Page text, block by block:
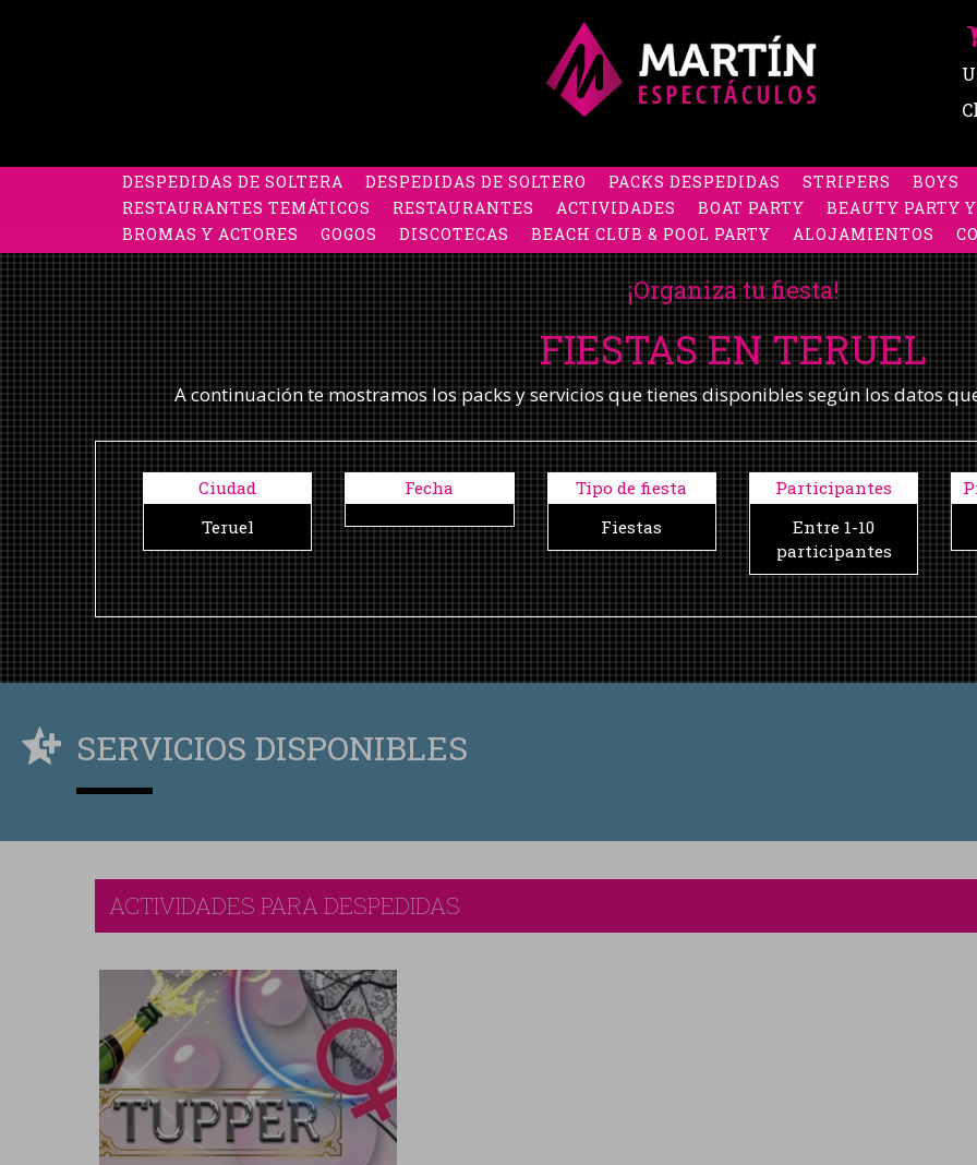
DESPEDIDAS DE SOLTERA DESPEDIDAS DE SOLTERO PACKS DESPEDIDAS STRIPERS BOYS
RESTAURANTES TEMÁTICOS
RESTAURANTES ACTIVIDADES BOAT PARTY BEAUTY PARTY
BROMAS Y ACTORES
GOGOS DISCOTECAS BEACH CLUB & POOL PARTY ALOJAMIENTOS
¡Organiza tu fiesta!
FIESTAS EN TERUEL
A continuación te mostramos los packs y servicios que tienes disponibles según los datos
Ciudad
Teruel
Fecha
Tipo de fiesta
Fiestas
Participantes
Entre 1-10
participantes
SERVICIOS DISPONIBLES
ACTIVIDADES PARA DESPEDIDAS